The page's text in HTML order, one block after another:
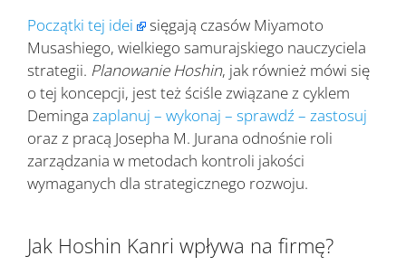
Początki tej idei
sięgają czasów Miyamoto
Musashiego, wielkiego samurajskiego nauczyciela
strategii. Planowanie Hoshin, jak również mówi się
o tej koncepcji, jest też ściśle związane z cyklem
Deminga zaplanuj – wykonaj – sprawdź – zastosuj
oraz z pracą Josepha M. Jurana odnośnie roli
zarządzania w metodach kontroli jakości
wymaganych dla strategicznego rozwoju.
Jak Hoshin Kanri wpływa na firmę?